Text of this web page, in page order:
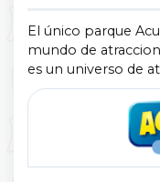
El único parque
mundo de
es un universo de
puede sentir
momentos de